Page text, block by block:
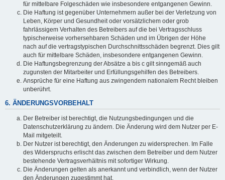
für mittelbare Folgeschäden wie insbesondere entgangenen Gewinn.
Die Haftung ist gegenüber Unternehmern außer bei der Verletzung von
Leben, Körper und Gesundheit oder vorsätzlichem oder grob
fahrlässigem Verhalten des Betreibers auf die bei Vertragsschluss
typischerweise vorhersehbaren Schäden und im Übrigen der Höhe
nach auf die vertragstypischen Durchschnittsschäden begrenzt. Dies gilt
auch für mittelbare Schäden, insbesondere entgangenen Gewinn.
Die Haftungsbegrenzung der Absätze a bis c gilt sinngemäß auch
zugunsten der Mitarbeiter und Erfüllungsgehilfen des Betreibers.
Ansprüche für eine Haftung aus zwingendem nationalem Recht bleiben
unberührt.
6. ÄNDERUNGSVORBEHALT
Der Betreiber ist berechtigt, die Nutzungsbedingungen und die
Datenschutzerklärung zu ändern. Die Änderung wird dem Nutzer per E-
Mail mitgeteilt.
Der Nutzer ist berechtigt, den Änderungen zu widersprechen. Im Falle
des Widerspruchs erlischt das zwischen dem Betreiber und dem Nutzer
bestehende Vertragsverhältnis mit sofortiger Wirkung.
Die Änderungen gelten als anerkannt und verbindlich, wenn der Nutzer
den Änderungen zugestimmt hat.